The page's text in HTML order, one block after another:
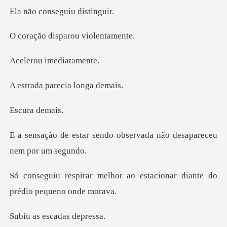
onseguiu
isparou vio
u imedi
parecia lo
ra d
ndo observada não desapa
or ao estacionar diante do
escadas